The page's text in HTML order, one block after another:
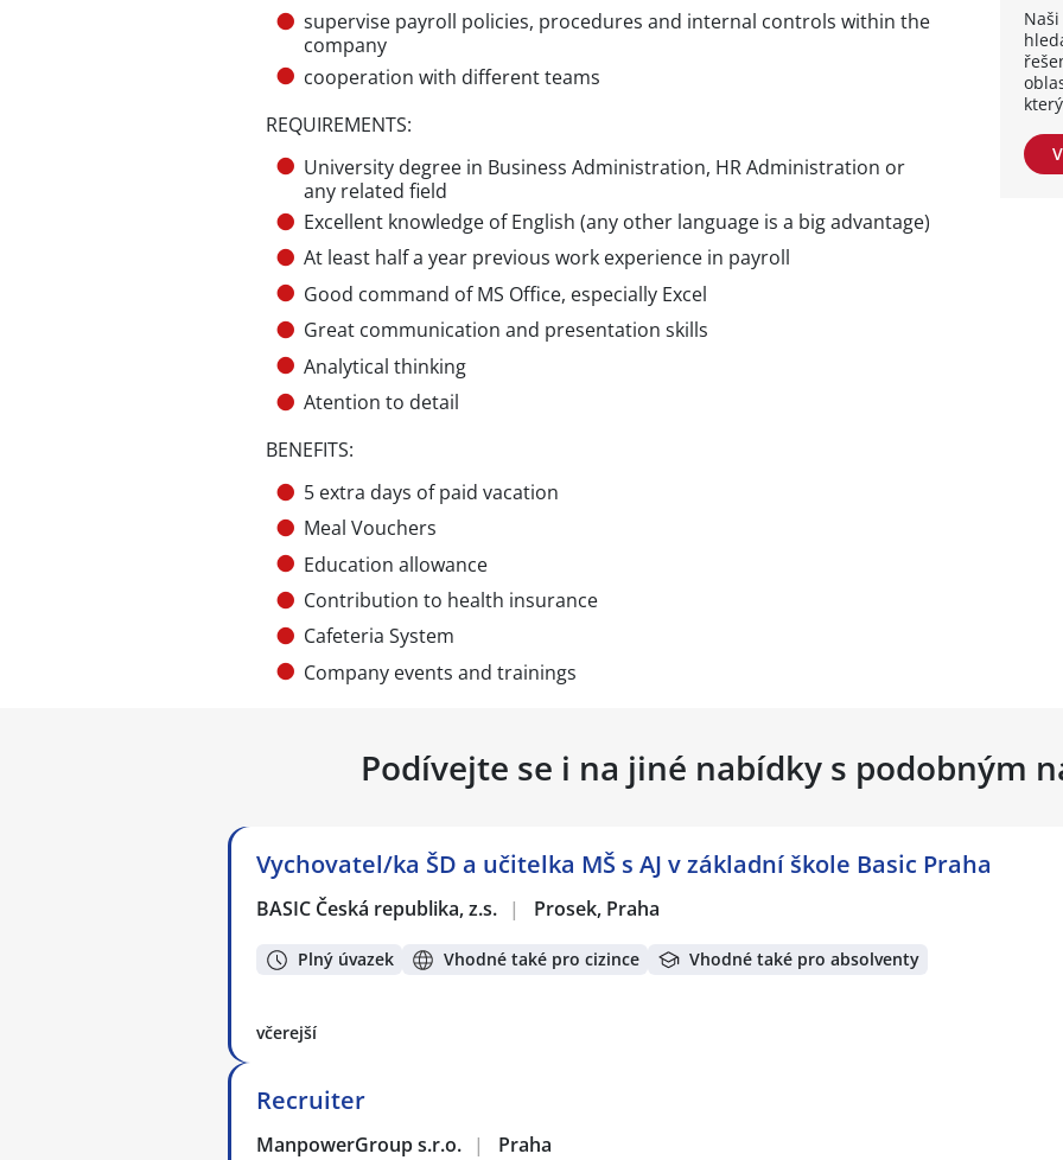
supervise payroll policies, procedures and internal controls within the
company
cooperation with different teams
REQUIREMENTS:
University degree in Business Administration, HR Administration or
any related field
Excellent knowledge of English (any other language is a big advantage)
At least half a year previous work experience in payroll
Good command of MS Office, especially Excel
Great communication and presentation skills
Analytical thinking
Atention to detail
BENEFITS:
5 extra days of paid vacation
Meal Vouchers
Education allowance
Contribution to health insurance
Cafeteria System
Company events and trainings
Podívejte se i na jiné nabídky s podobným
Vychovatel/ka ŠD a učitelka MŠ s AJ v základní škole Basic Praha
BASIC Česká republika, z.s. | Prosek, Praha
Plný úvazek Vhodné také pro cizince Vhodné také pro absolventy
včerejší
Recruiter
ManpowerGroup s.r.o. | Praha